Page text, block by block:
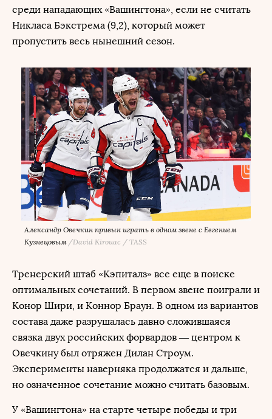
среди нападающих «Вашингтона», если не считать
Никласа Бэкстрема (9,2), который может
пропустить весь нынешний сезон.
Александр Овечкин привык играть в одном звене с Евгением
Кузнецовым /David Kirouac / TASS
Тренерский штаб «Кэпиталз» все еще в поиске
оптимальных сочетаний. В первом звене поиграли и
Конор Шири, и Коннор Браун. В одном из вариантов
состава даже разрушалась давно сложившаяся
связка двух российских форвардов — центром к
Овечкину был отряжен Дилан Строум.
Эксперименты наверняка продолжатся и дальше,
но означенное сочетание можно считать базовым.
У «Вашингтона» на старте четыре победы и три